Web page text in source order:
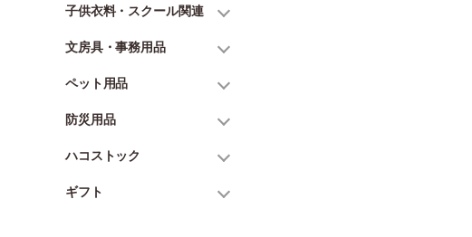
子供衣料・スクール関連
文房具・事務用品
ペット用品
防災用品
ハコストック
ギフト